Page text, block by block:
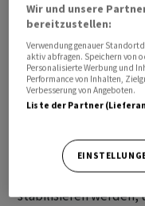
Der Einbruch der
anschliessender
Immobiliensektor im
Deutsche Bank
Hauspreise in der
stabilisieren werden,
Wir und unsere
bereitzustellen:
Verwendung genauer
aktiv abfragen. Speichern von
Personalisierte Werbung und
Performance von Inhalten,
Verbesserung von Angeboten.
Liste der Partner